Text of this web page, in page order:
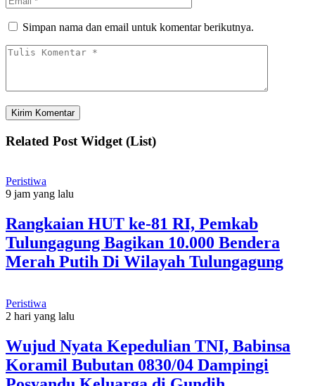
Simpan nama dan email untuk komentar berikutnya.
Related Post Widget (List)
Peristiwa
9 jam yang lalu
Rangkaian HUT ke-81 RI, Pemkab
Tulungagung Bagikan 10.000 Bendera
Merah Putih Di Wilayah Tulungagung
Peristiwa
2 hari yang lalu
Wujud Nyata Kepedulian TNI, Babinsa
Koramil Bubutan 0830/04 Dampingi